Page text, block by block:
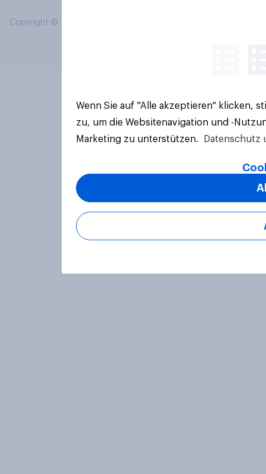
Copyright © 2026 YouGov PLC. Alle Rechte vorbehalten.
Wenn Sie auf "Alle akzeptieren" klicken,
zu, um die Websitenavigation und -
Marketing zu unterstützen.
Datenschutz